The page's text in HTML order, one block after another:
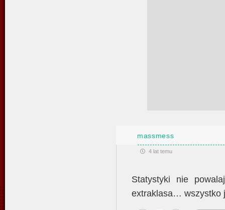
massmess
4 lat temu
Statystyki nie
extraklasa… wszystko